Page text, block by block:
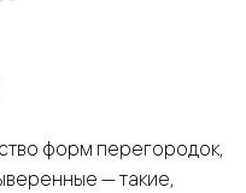
форм перегородок,
— такие,